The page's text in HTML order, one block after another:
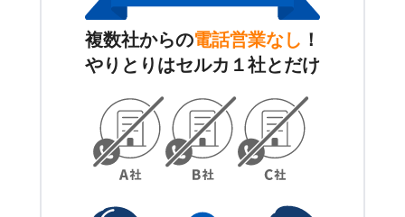
複数社からの電話営業なし ！
やりとりはセルカ１社とだけ